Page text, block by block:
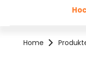
Home